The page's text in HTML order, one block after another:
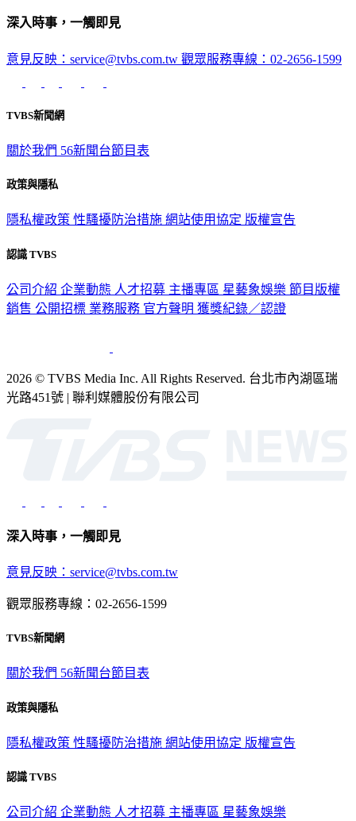
深入時事，一觸即見
意見反映：service@tvbs.com.tw 觀眾服務專線：02-2656-1599
TVBS新聞網
關於我們 56新聞台節目表
政策與隱私
隱私權政策 性騷擾防治措施 網站使用協定 版權宣告
認識 TVBS
公司介紹 企業動態 人才招募 主播專區 星藝象娛樂 節目版權
銷售 公開招標 業務服務 官方聲明 獲獎紀錄／認證
2026 © TVBS Media Inc. All Rights Reserved. 台北市內湖區瑞
光路451號 | 聯利媒體股份有限公司
深入時事，一觸即見
意見反映：service@tvbs.com.tw
觀眾服務專線：02-2656-1599
TVBS新聞網
關於我們 56新聞台節目表
政策與隱私
隱私權政策 性騷擾防治措施 網站使用協定 版權宣告
認識 TVBS
公司介紹 企業動態 人才招募 主播專區 星藝象娛樂